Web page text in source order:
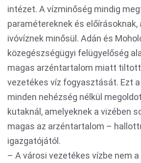
intézet. A vízminőség mindig
paramétereknek és előírásoknak,
ivóvíznek minősül. Adán és
közegészségügyi felügyelőség
magas arzéntartalom miatt
vezetékes víz fogyasztását. Ezt
minden nehézség nélkül
kutaknál, amelyeknek a vizében
magas az arzéntartalom –
igazgatójától.
– A városi vezetékes vízbe nem